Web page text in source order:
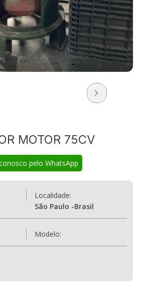
MOTOR 75CV
pelo WhatsApp
Localidade:
São Paulo -Brasil
Modelo: